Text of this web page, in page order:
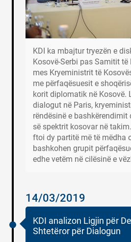
KDI ka mbajtur tryezën e
Kosovë-Serbi pas Samitit të
mes Kryeministrit të
me përfaqësuesit e
korit diplomatik në Kosovë.
dialogut në Paris,
rëndësinë e
së spektrit kosovar në
ftoi dy partitë më të mëdha
bashkohen grupit
edhe vetëm në cilësinë e
14/03/2019
KDI analizon Ligjin për
Shtetëror për Dialogun